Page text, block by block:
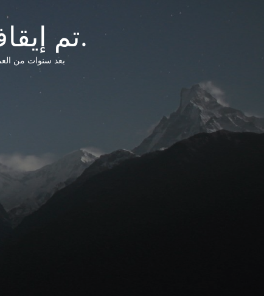
تم إيقاف خدمات شبكة التشريعات الليبية.
بعد سنوات من